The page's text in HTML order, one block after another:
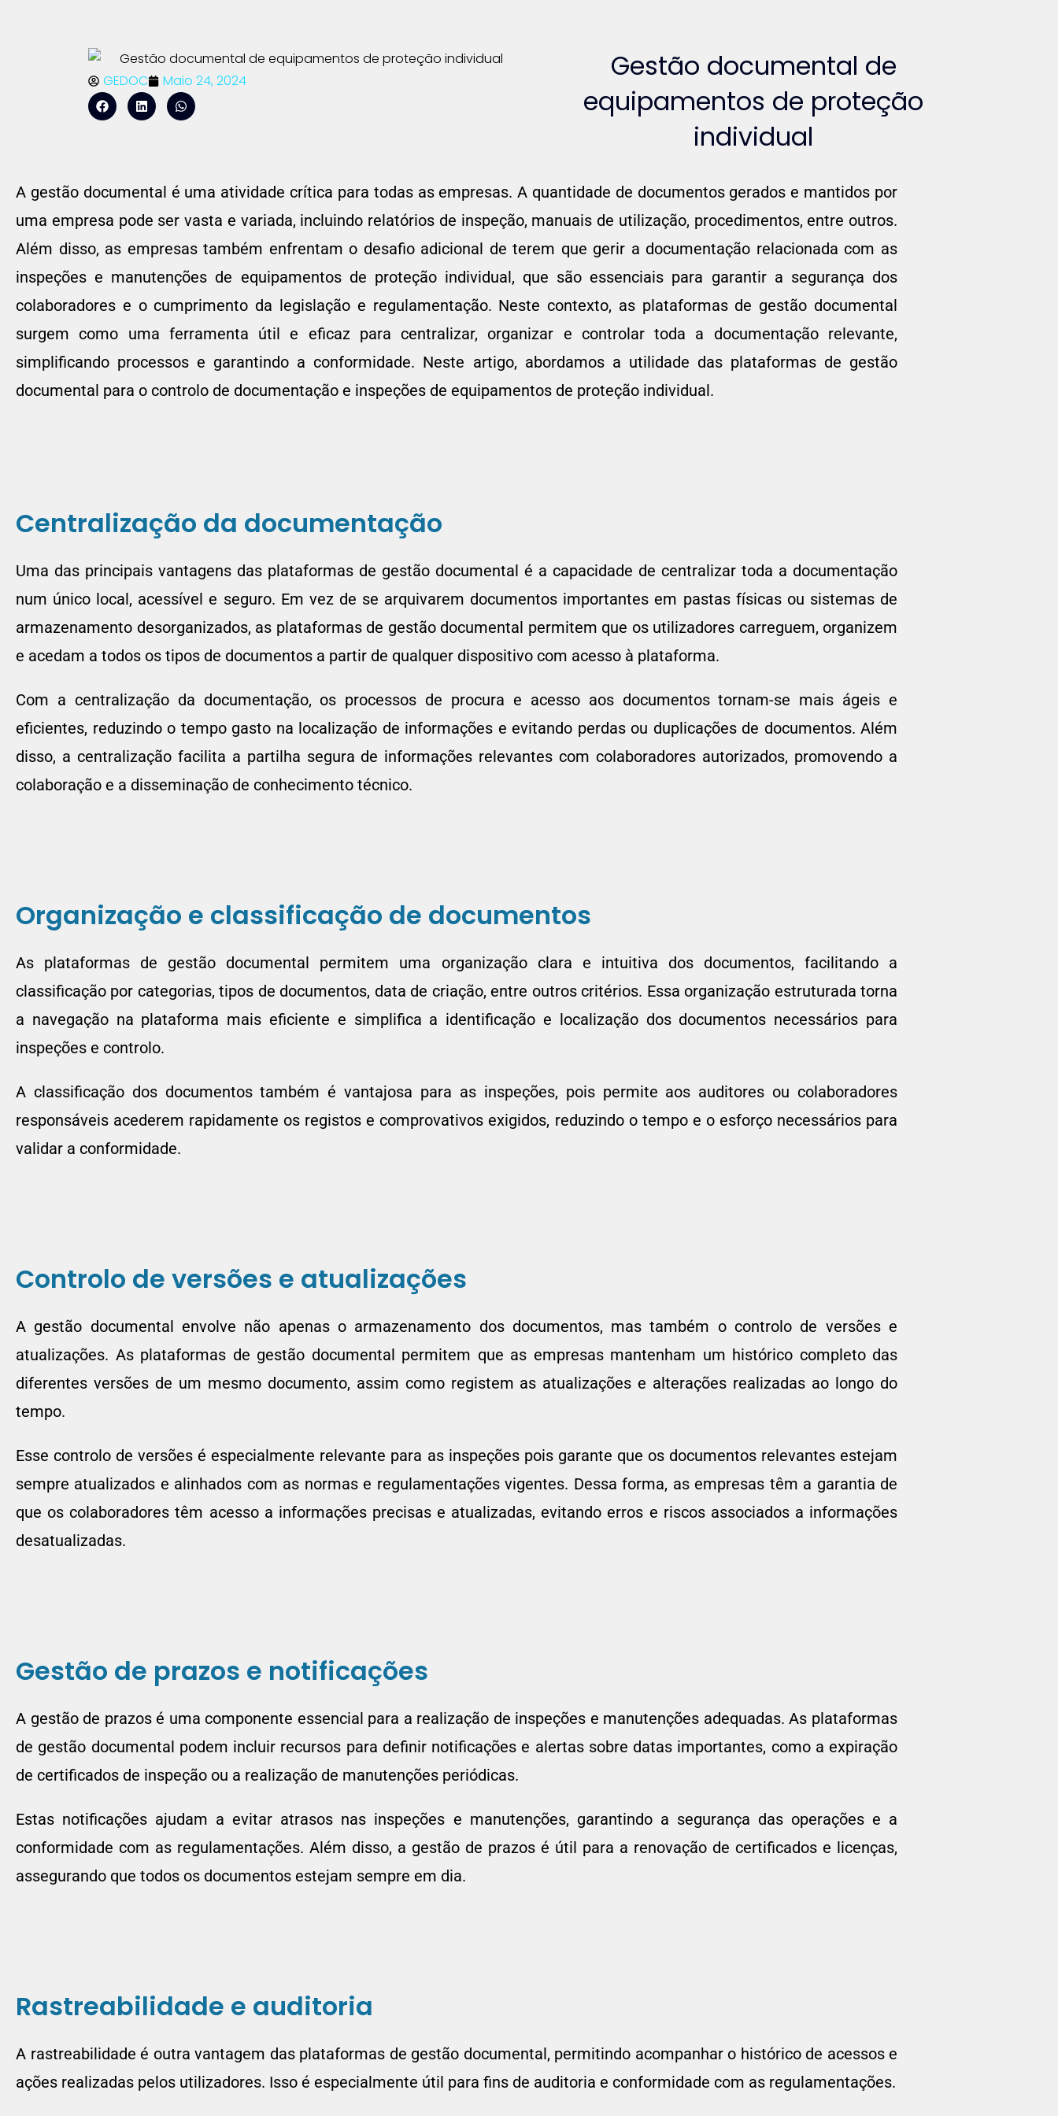
GEDOC Maio 24, 2024
Gestão documental de
equipamentos de proteção
individual
A gestão documental é uma atividade crítica para todas as empresas. A quantidade de documentos gerados e mantidos por
uma empresa pode ser vasta e variada, incluindo relatórios de inspeção, manuais de utilização, procedimentos, entre outros.
Além disso, as empresas também enfrentam o desafio adicional de terem que gerir a documentação relacionada com as
inspeções e manutenções de equipamentos de proteção individual, que são essenciais para garantir a segurança dos
colaboradores e o cumprimento da legislação e regulamentação. Neste contexto, as plataformas de gestão documental
surgem como uma ferramenta útil e eficaz para centralizar, organizar e controlar toda a documentação relevante,
simplificando processos e garantindo a conformidade. Neste artigo, abordamos a utilidade das plataformas de gestão
documental para o controlo de documentação e inspeções de equipamentos de proteção individual.
Centralização da documentação
Uma das principais vantagens das plataformas de gestão documental é a capacidade de centralizar toda a documentação
num único local, acessível e seguro. Em vez de se arquivarem documentos importantes em pastas físicas ou sistemas de
armazenamento desorganizados, as plataformas de gestão documental permitem que os utilizadores carreguem, organizem
e acedam a todos os tipos de documentos a partir de qualquer dispositivo com acesso à plataforma.
Com a centralização da documentação, os processos de procura e acesso aos documentos tornam-se mais ágeis e
eficientes, reduzindo o tempo gasto na localização de informações e evitando perdas ou duplicações de documentos. Além
disso, a centralização facilita a partilha segura de informações relevantes com colaboradores autorizados, promovendo a
colaboração e a disseminação de conhecimento técnico.
Organização e classificação de documentos
As plataformas de gestão documental permitem uma organização clara e intuitiva dos documentos, facilitando a
classificação por categorias, tipos de documentos, data de criação, entre outros critérios. Essa organização estruturada torna
a navegação na plataforma mais eficiente e simplifica a identificação e localização dos documentos necessários para
inspeções e controlo.
A classificação dos documentos também é vantajosa para as inspeções, pois permite aos auditores ou colaboradores
responsáveis acederem rapidamente os registos e comprovativos exigidos, reduzindo o tempo e o esforço necessários para
validar a conformidade.
Controlo de versões e atualizações
A gestão documental envolve não apenas o armazenamento dos documentos, mas também o controlo de versões e
atualizações. As plataformas de gestão documental permitem que as empresas mantenham um histórico completo das
diferentes versões de um mesmo documento, assim como registem as atualizações e alterações realizadas ao longo do
tempo.
Esse controlo de versões é especialmente relevante para as inspeções pois garante que os documentos relevantes estejam
sempre atualizados e alinhados com as normas e regulamentações vigentes. Dessa forma, as empresas têm a garantia de
que os colaboradores têm acesso a informações precisas e atualizadas, evitando erros e riscos associados a informações
desatualizadas.
Gestão de prazos e notificações
A gestão de prazos é uma componente essencial para a realização de inspeções e manutenções adequadas. As plataformas
de gestão documental podem incluir recursos para definir notificações e alertas sobre datas importantes, como a expiração
de certificados de inspeção ou a realização de manutenções periódicas.
Estas notificações ajudam a evitar atrasos nas inspeções e manutenções, garantindo a segurança das operações e a
conformidade com as regulamentações. Além disso, a gestão de prazos é útil para a renovação de certificados e licenças,
assegurando que todos os documentos estejam sempre em dia.
Rastreabilidade e auditoria
A rastreabilidade é outra vantagem das plataformas de gestão documental, permitindo acompanhar o histórico de acessos e
ações realizadas pelos utilizadores. Isso é especialmente útil para fins de auditoria e conformidade com as regulamentações.